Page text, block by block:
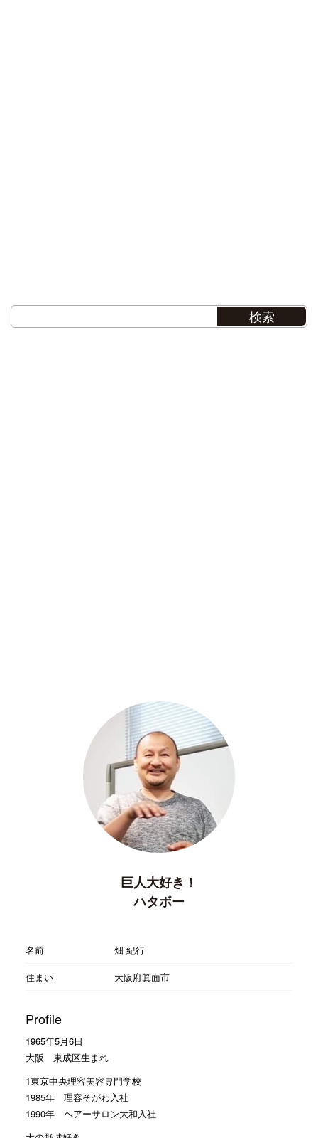
巨人大好き！
ハタボー
名前
畑 紀行
住まい
大阪府箕面市
Profile
1965年5月6日
大阪 東成区生まれ
1東京中央理容美容専門学校
1985年 理容そがわ入社
1990年 ヘアーサロン大和入社